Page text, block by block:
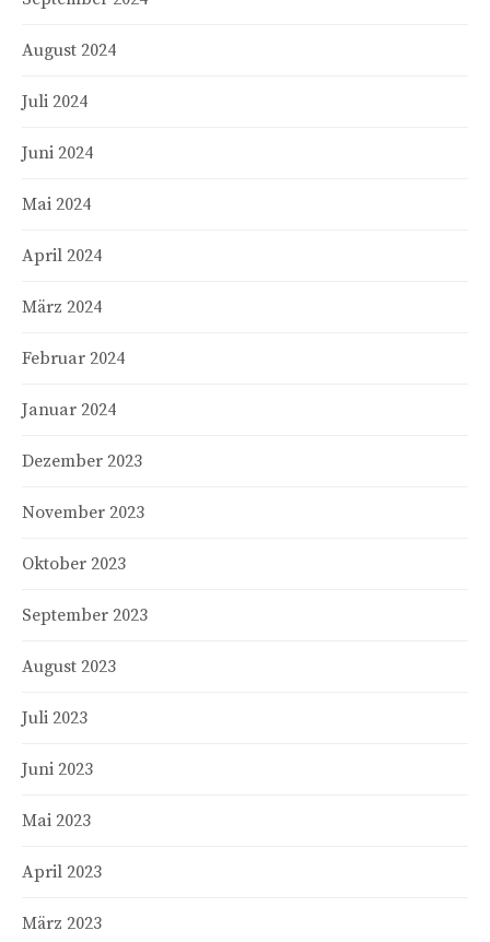
August 2024
Juli 2024
Juni 2024
Mai 2024
April 2024
März 2024
Februar 2024
Januar 2024
Dezember 2023
November 2023
Oktober 2023
September 2023
August 2023
Juli 2023
Juni 2023
Mai 2023
April 2023
März 2023